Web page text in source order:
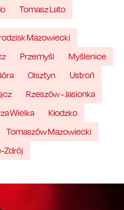
Tomasz Lato
Mazowiecki
Przemyśl
Myślenice
Olsztyn
Ustroń
Rzeszów - Jasionka
Wielka
Kłodzko
Tomaszów Mazowiecki
Zdrój